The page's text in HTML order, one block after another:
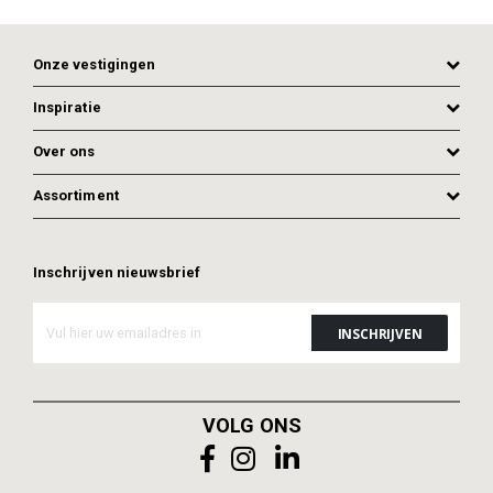
Onze vestigingen
Inspiratie
Over ons
Assortiment
Inschrijven nieuwsbrief
VOLG ONS